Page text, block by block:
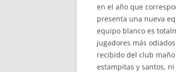
en el año que
presenta una nueva
equipo blanco es
jugadores más
recibido del club
estampitas y santos,